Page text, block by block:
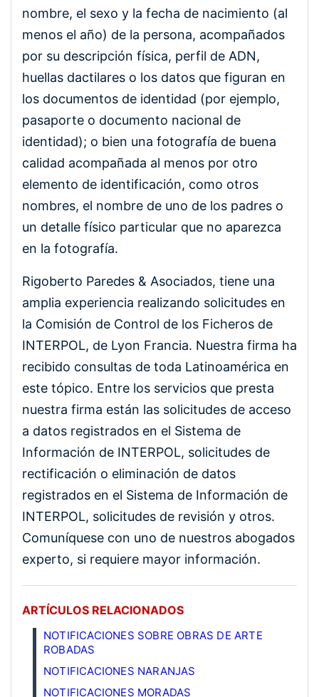
nombre, el sexo y la fecha de nacimiento (al
menos el año) de la persona, acompañados
por su descripción física, perfil de ADN,
huellas dactilares o los datos que figuran en
los documentos de identidad (por ejemplo,
pasaporte o documento nacional de
identidad); o bien una fotografía de buena
calidad acompañada al menos por otro
elemento de identificación, como otros
nombres, el nombre de uno de los padres o
un detalle físico particular que no aparezca
en la fotografía.
Rigoberto Paredes & Asociados, tiene una
amplia experiencia realizando solicitudes en
la Comisión de Control de los Ficheros de
INTERPOL, de Lyon Francia. Nuestra firma ha
recibido consultas de toda Latinoamérica en
este tópico. Entre los servicios que presta
nuestra firma están las solicitudes de acceso
a datos registrados en el Sistema de
Información de INTERPOL, solicitudes de
rectificación o eliminación de datos
registrados en el Sistema de Información de
INTERPOL, solicitudes de revisión y otros.
Comuníquese con uno de nuestros abogados
experto, si requiere mayor información.
ARTÍCULOS RELACIONADOS
NOTIFICACIONES SOBRE OBRAS DE ARTE
ROBADAS
NOTIFICACIONES NARANJAS
NOTIFICACIONES MORADAS